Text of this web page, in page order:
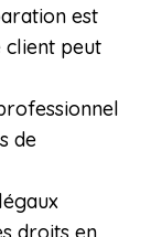
est
client peut
de